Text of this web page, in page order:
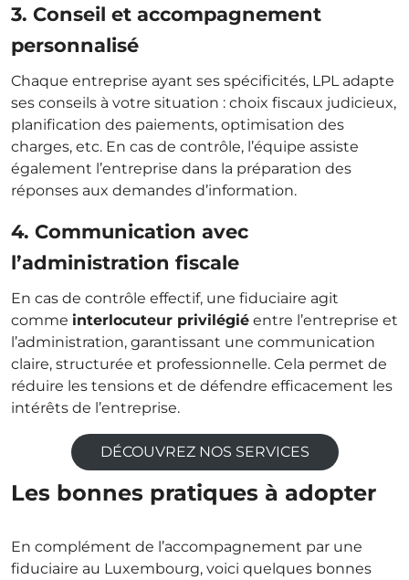
3. Conseil et accompagnement
personnalisé
Chaque entreprise ayant ses spécificités, LPL adapte
ses conseils à votre situation : choix fiscaux judicieux,
planification des paiements, optimisation des
charges, etc. En cas de contrôle, l’équipe assiste
également l’entreprise dans la préparation des
réponses aux demandes d’information.
4. Communication avec
l’administration fiscale
En cas de contrôle effectif, une fiduciaire agit
comme interlocuteur privilégié entre l’entreprise et
l’administration, garantissant une communication
claire, structurée et professionnelle. Cela permet de
réduire les tensions et de défendre efficacement les
intérêts de l’entreprise.
DÉCOUVREZ NOS SERVICES
Les bonnes pratiques à adopter
En complément de l’accompagnement par une
fiduciaire au Luxembourg, voici quelques bonnes